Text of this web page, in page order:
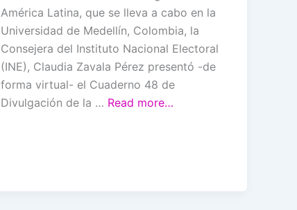
América Latina, que se lleva a cabo en la
Universidad de Medellín, Colombia, la
Consejera del Instituto Nacional Electoral
(INE), Claudia Zavala Pérez presentó -de
forma virtual- el Cuaderno 48 de
Divulgación de la … Read more…